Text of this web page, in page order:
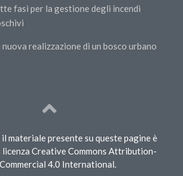
fasi per la gestione degli incendi
nuova realizzazione di un bosco urbano
materiale presente su queste pagine è
Creative Commons Attribution-
4.0 International.